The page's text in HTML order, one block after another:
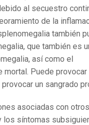
al secuestro
de la
también
que también es
así como el
mortal. Puede
un sangrado
asociadas con
los síntomas